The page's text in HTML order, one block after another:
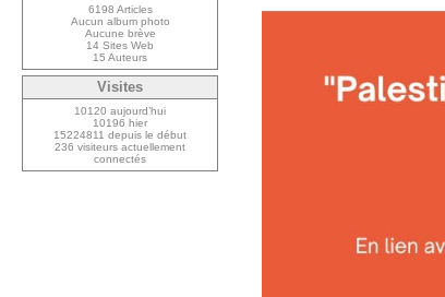
6198 Articles
Aucun album photo
Aucune brève
14 Sites Web
15 Auteurs
Visites
10120 aujourd’hui
10196 hier
15224811 depuis le début
236 visiteurs actuellement
connectés